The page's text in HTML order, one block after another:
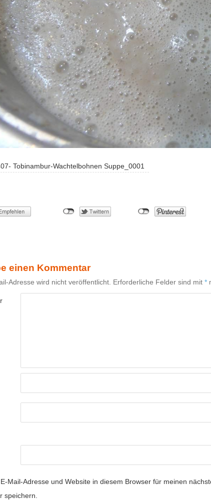
Tobinambur-Wachtelbohnen Suppe_0001
einen Kommentar
Adresse wird nicht veröffentlicht. Erforderliche Felder sind mit *
Mail-Adresse und Website in diesem Browser für meinen
speichern.